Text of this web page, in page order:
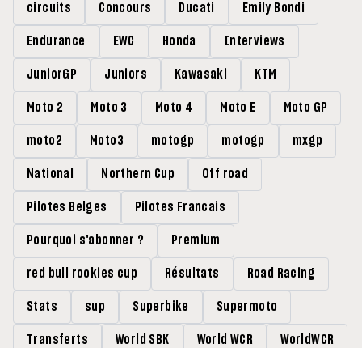
circuits Concours Ducati Emily Bondi
Endurance EWC Honda Interviews
JuniorGP Juniors Kawasaki KTM
Moto 2 Moto 3 Moto 4 Moto E Moto GP
moto2 Moto3 motogp motogp mxgp
National Northern Cup Off road
Pilotes Belges Pilotes Francais
Pourquoi s'abonner ? Premium
red bull rookies cup Résultats Road Racing
Stats sup Superbike Supermoto
Transferts World SBK World WCR WorldWCR